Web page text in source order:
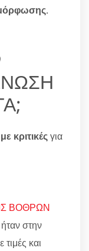
.
με κριτικέςγια
ΒΟΘΡΩΝ
ήταν στην
και